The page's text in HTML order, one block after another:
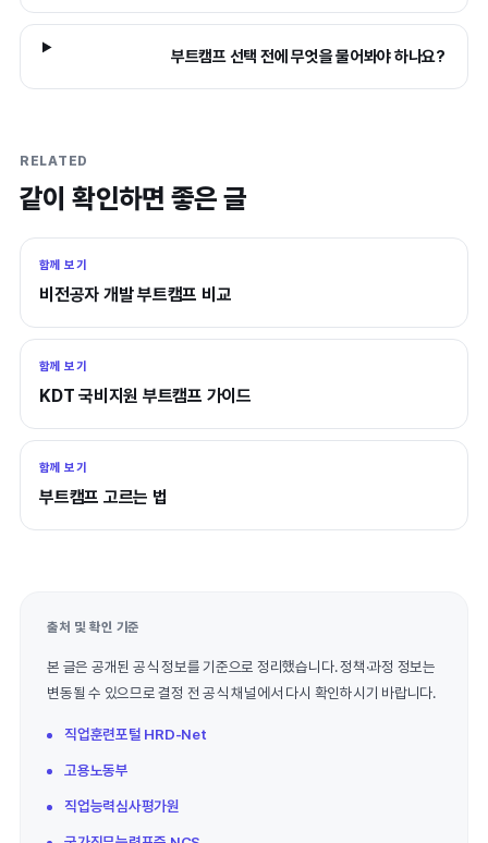
부트캠프 선택 전에 무엇을 물어봐야 하나요?
RELATED
같이 확인하면 좋은 글
함께 보기
비전공자 개발 부트캠프 비교
함께 보기
KDT 국비지원 부트캠프 가이드
함께 보기
부트캠프 고르는 법
출처 및 확인 기준
본 글은 공개된 공식 정보를 기준으로 정리했습니다. 정책·과정 정보는
변동될 수 있으므로 결정 전 공식 채널에서 다시 확인하시기 바랍니다.
직업훈련포털 HRD-Net
고용노동부
직업능력심사평가원